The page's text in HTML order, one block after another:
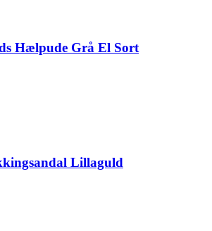
Hælpude Grå El Sort
Lillaguld